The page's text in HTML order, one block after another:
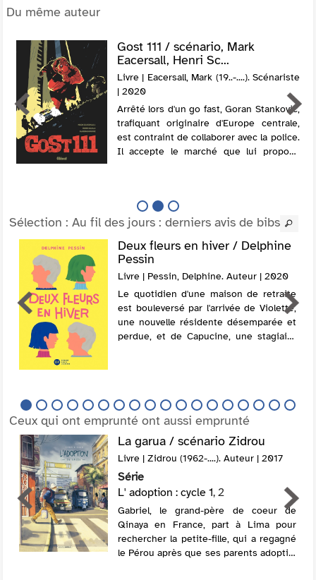
Du même auteur
Gost 111 / scénario, Mark
Eacersall, Henri Sc...
Livre | Eacersall, Mark (19..-....). Scénariste
| 2020
Arrêté lors d'un go fast, Goran Stankovic,
trafiquant originaire d'Europe centrale,
est contraint de collaborer avec la police.
Il accepte le marché que lui propose
Sélection : Au fil des jours : derniers avis de bibs
Deux fleurs en hiver / Delphine
Pessin
Livre | Pessin, Delphine. Auteur | 2020
Le quotidien d'une maison de retraite
est bouleversé par l'arrivée de Violette,
une nouvelle résidente désemparée et
perdue, et de Capucine, une stagiaire
Ceux qui ont emprunté ont aussi emprunté
La garua / scénario Zidrou
Livre | Zidrou (1962-....). Auteur | 2017
Série
L' adoption : cycle 1, 2
Gabriel, le grand-père de coeur de
Qinaya en France, part à Lima pour
rechercher la petite-fille, qui a regagné
le Pérou après que ses parents adoptifs